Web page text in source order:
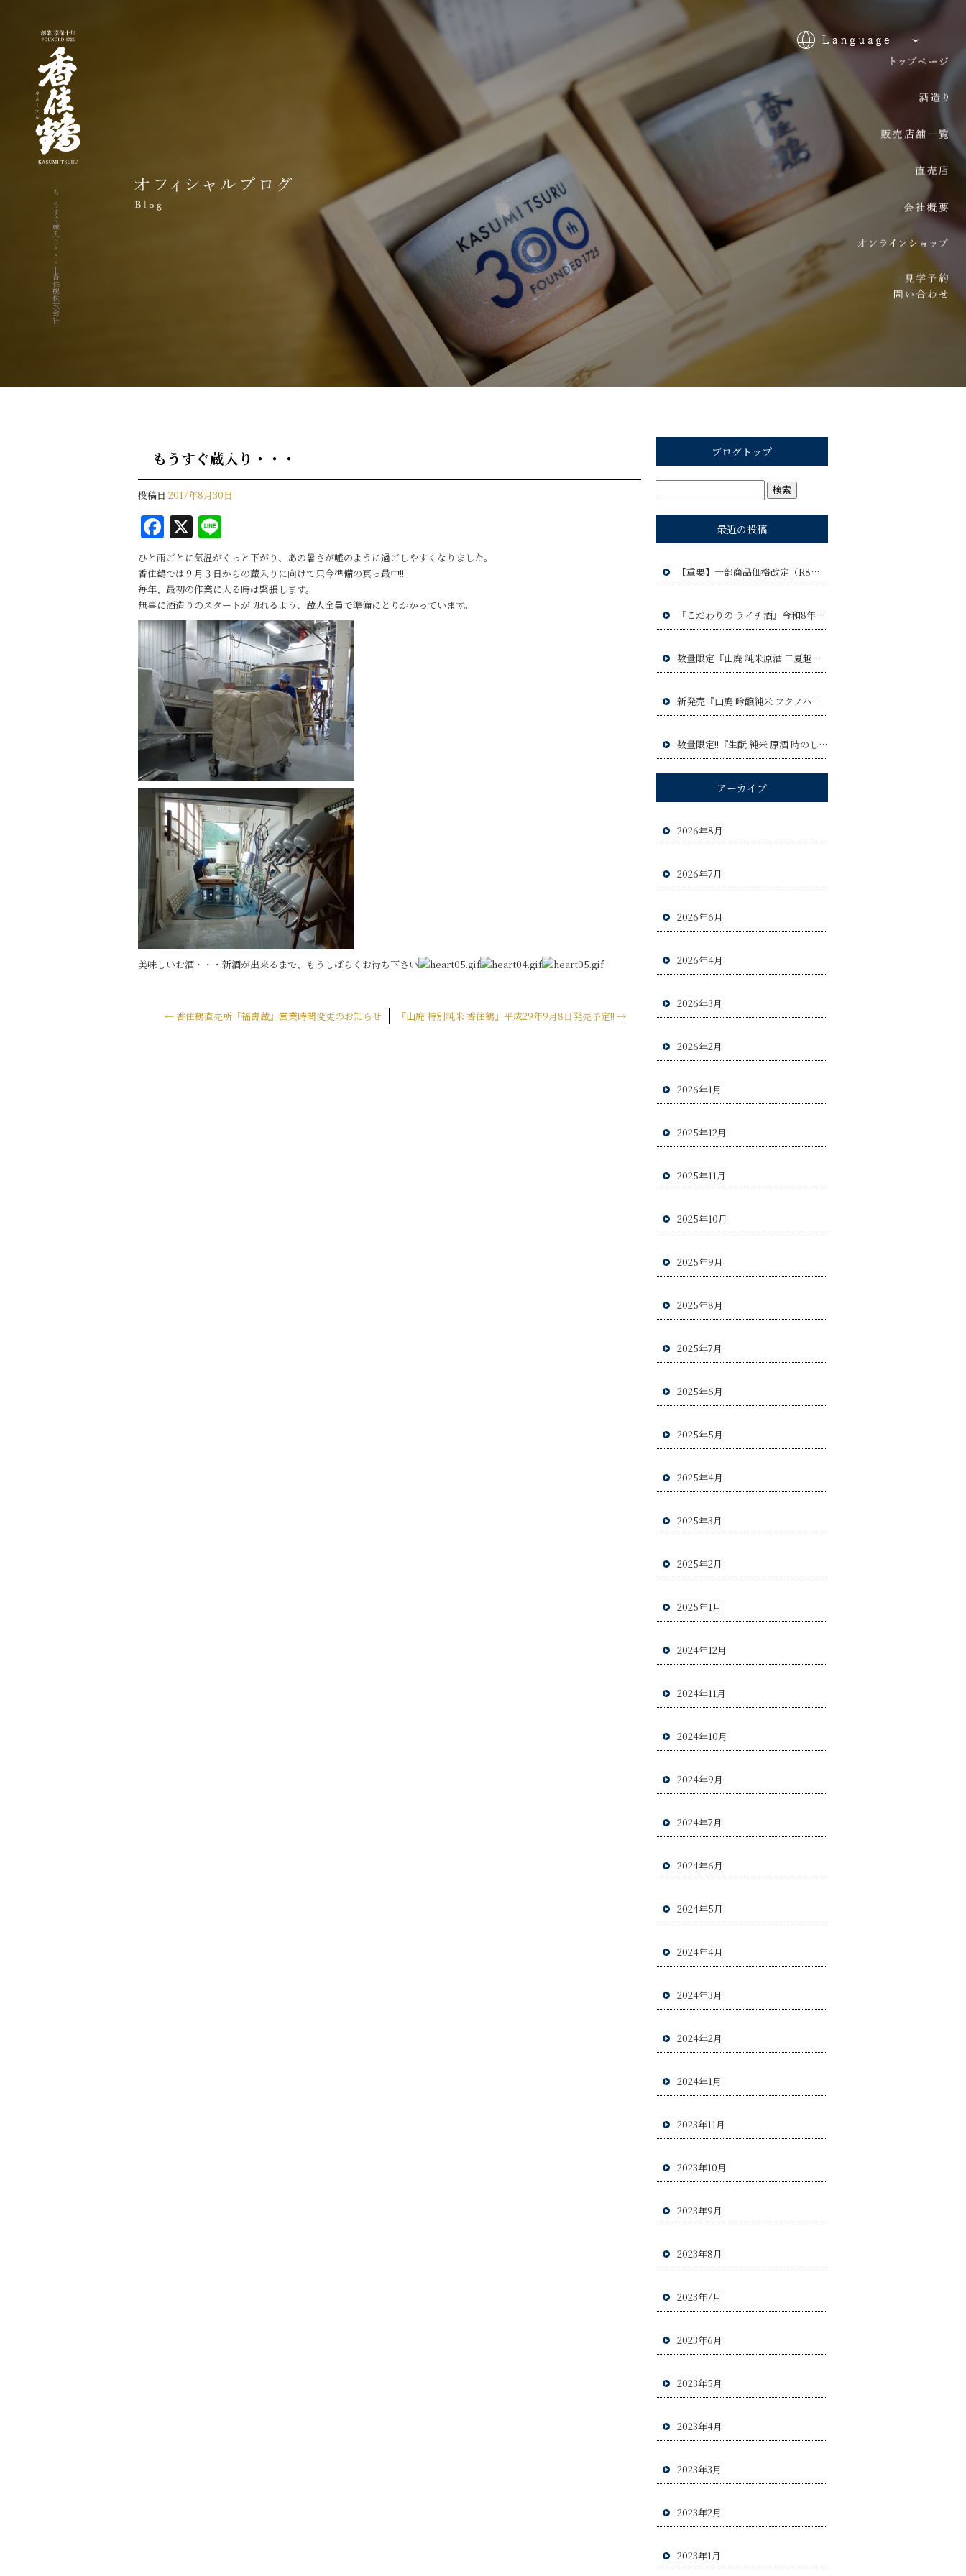
もうすぐ蔵入り・・・|香住鶴株式会社
もうすぐ蔵入り・・・
投稿日 2017年8月30日
F
a
c
e
b
o
o
k
X
n
e
ひと雨ごとに気温がぐっと下がり、あの暑さが嘘のように過ごしやすくなりました。
香住鶴では９月３日からの蔵入りに向けて只今準備の真っ最中!!
毎年、最初の作業に入る時は緊張します。
無事に酒造りのスタートが切れるよう、蔵人全員で準備にとりかかっています。
美味しいお酒・・・新酒が出来るまで、もうしばらくお待ち下さい
←香住鶴直売所『福壽蔵』営業時間変更のお知らせ 『山廃 特別純米 香住鶴』平成29年9月8日発売予定!! →
ブログトップ
最近の投稿
【重要】一部商品価格改定（R8年9月1日）のお知らせ
『こだわりの ライチ酒』令和8年9月17日(木)発売予定!!
数量限定『山廃 純米原酒 二夏越え ひやおろし』令和8年9月3日(木)発売予定!!
新発売『山廃 吟醸純米 フクノハナ』令和8年8月6日(木)発売予定!!
数量限定!!『生酛 純米 原酒 時のしらべ』令和8年8月20日(木)発売予定!!!
アーカイブ
2026年8月
2026年7月
2026年6月
2026年4月
2026年3月
2026年2月
2026年1月
2025年12月
2025年11月
2025年10月
2025年9月
2025年8月
2025年7月
2025年6月
2025年5月
2025年4月
2025年3月
2025年2月
2025年1月
2024年12月
2024年11月
2024年10月
2024年9月
2024年7月
2024年6月
2024年5月
2024年4月
2024年3月
2024年2月
2024年1月
2023年11月
2023年10月
2023年9月
2023年8月
2023年7月
2023年6月
2023年5月
2023年4月
2023年3月
2023年2月
2023年1月